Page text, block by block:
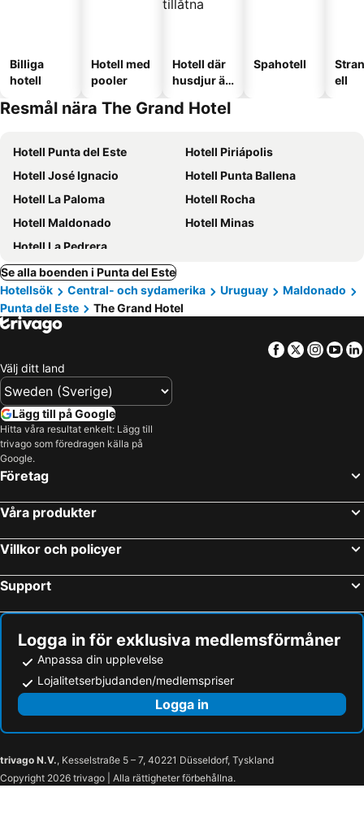
Billiga
hotell
Hotell med
pooler
Hotell där
husdjur är
Spahotell
ell
Resmål nära The Grand Hotel
Hotell Punta del Este
Hotell Piriápolis
Hotell José Ignacio
Hotell Punta Ballena
Hotell La Paloma
Hotell Rocha
Hotell Maldonado
Hotell Minas
Hotell La Pedrera
Se alla boenden i Punta del Este
Hotellsök
Central- och sydamerika Uruguay
Maldonado
Punta del Este
The Grand Hotel
Facebook
Twitter
Välj ditt land
Lägg till på Google
Hitta våra resultat enkelt: Lägg till
trivago som föredragen källa på
Google.
Företag
Våra produkter
Villkor och policyer
Support
Logga in för exklusiva medlemsförmåner
Anpassa din upplevelse
Lojalitetserbjudanden/medlemspriser
Logga in
trivago N.V., Kesselstraße 5 – 7, 40221 Düsseldorf, Tyskland
Copyright 2026 trivago | Alla rättigheter förbehållna.